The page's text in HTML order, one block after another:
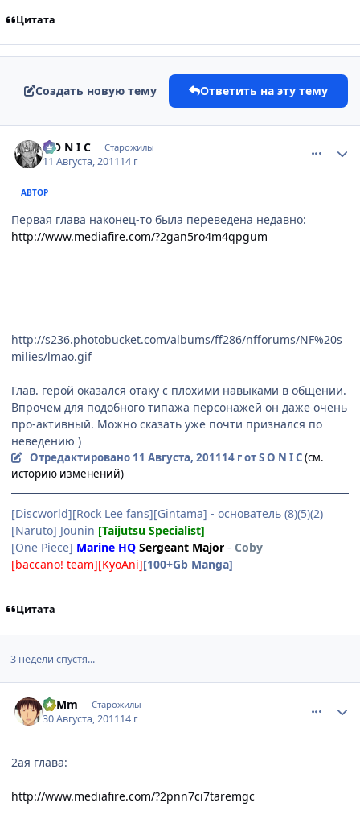
Цитата
Создать новую тему Ответить на эту тему
S O N I C Старожилы
11 Августа, 201114 г
АВТОР
Первая глава наконец-то была переведена недавно:
http://www.mediafire.com/?2gan5ro4m4qpgum
http://s236.photobucket.com/albums/ff286/nfforums/NF%20s
milies/lmao.gif
Глав. герой оказался отаку с плохими навыками в общении.
Впрочем для подобного типажа персонажей он даже очень
про-активный. Можно сказать уже почти признался по
неведению )
Отредактировано 11 Августа, 201114 гот S O N I C(см.
историю изменений)
[Discworld][Rock Lee fans][Gintama] - основатель (8)(5)(2)
[Naruto] Jounin [Taijutsu Specialist]
[One Piece] Marine HQ Sergeant Major - Coby
[baccano! team][KyoAni][100+Gb Manga]
Цитата
3 недели спустя...
SuMm Старожилы
30 Августа, 201114 г
2ая глава:
http://www.mediafire.com/?2pnn7ci7taremgc